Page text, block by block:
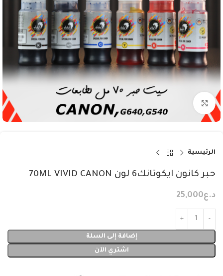
الرئيسية
حبر كانون ايكوتانك6 لون 70ML VIVID CANON
د.ع25,000
إضافة إلى السلة
اشتري الآن